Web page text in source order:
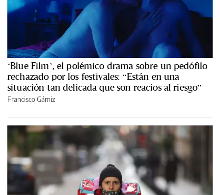
‘Blue Film’, el polémico drama sobre un pedófilo
rechazado por los festivales: “Están en una
situación tan delicada que son reacios al riesgo”
Francisco Gámiz